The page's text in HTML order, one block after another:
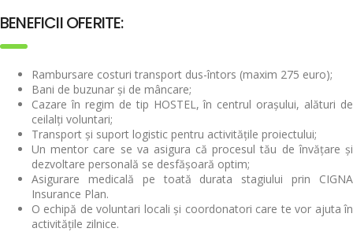
BENEFICII OFERITE:
Rambursare costuri transport dus-întors (maxim 275 euro);
Bani de buzunar și de mâncare;
Cazare în regim de tip HOSTEL, în centrul orașului, alături de
ceilalți voluntari;
Transport și suport logistic pentru activitățile proiectului;
Un mentor care se va asigura că procesul tău de învățare și
dezvoltare personală se desfășoară optim;
Asigurare medicală pe toată durata stagiului prin CIGNA
Insurance Plan.
O echipă de voluntari locali și coordonatori care te vor ajuta în
activitățile zilnice.